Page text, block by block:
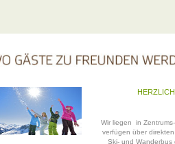
Wir liegen in
verfügen über
Ski- und